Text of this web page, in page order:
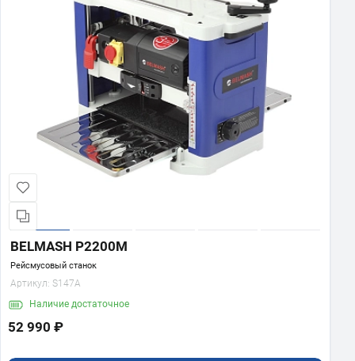
BELMASH P2200M
Рейсмусовый станок
Артикул: S147A
Наличие достаточное
52 990 ₽